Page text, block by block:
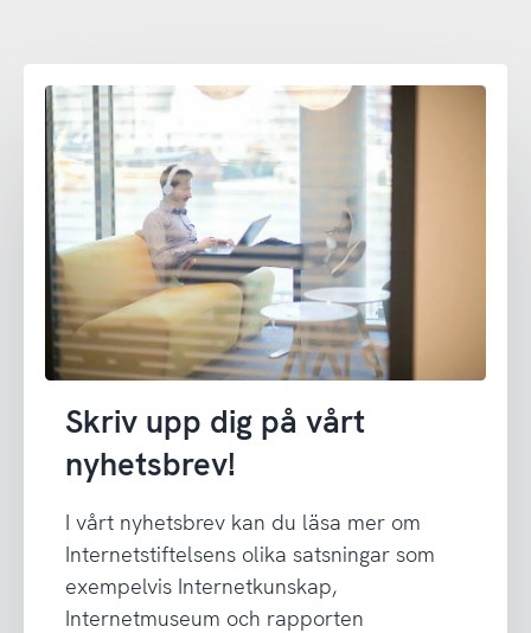
Skriv upp dig på vårt
nyhetsbrev!
I vårt nyhetsbrev kan du läsa mer om
Internetstiftelsens olika satsningar som
exempelvis Internetkunskap,
Internetmuseum och rapporten